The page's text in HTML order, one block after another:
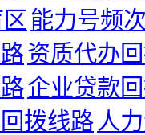
能力号频
资质代办
企业贷款
拨线路 人